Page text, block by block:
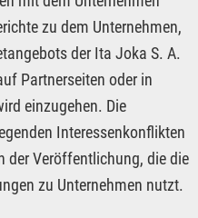
zu dem Unternehmen,
der Ita Joka S. A.
Partnerseiten oder in
einzugehen. Die
Interessenkonflikten
der Veröffentlichung, die die
zu Unternehmen nutzt.